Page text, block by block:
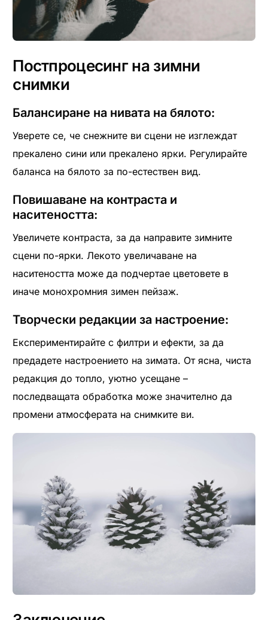
Постпроцесинг на зимни
снимки
Балансиране на нивата на бялото:
Уверете се, че снежните ви сцени не изглеждат
прекалено сини или прекалено ярки. Регулирайте
баланса на бялото за по-естествен вид.
Повишаване на контраста и
наситеността:
Увеличете контраста, за да направите зимните
сцени по-ярки. Лекото увеличаване на
наситеността може да подчертае цветовете в
иначе монохромния зимен пейзаж.
Творчески редакции за настроение:
Експериментирайте с филтри и ефекти, за да
предадете настроението на зимата. От ясна, чиста
редакция до топло, уютно усещане –
последващата обработка може значително да
промени атмосферата на снимките ви.